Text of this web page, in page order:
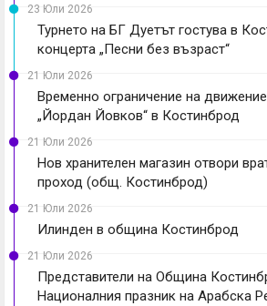
23 Юли 2026
Турнето на БГ Дуетът гостува в
концерта „Песни без възраст“
21 Юли 2026
Временно ограничение на
„Йордан Йовков“ в Костинброд
21 Юли 2026
Нов хранителен магазин отвори
проход (общ. Костинброд)
21 Юли 2026
Илинден в община Костинброд
21 Юли 2026
Представители на Община
Националния празник на Арабска